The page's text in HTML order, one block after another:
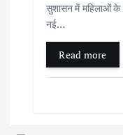
सुशासन में महिलाओं के
नई…
Read more